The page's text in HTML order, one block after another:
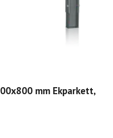
mm Ekparkett,